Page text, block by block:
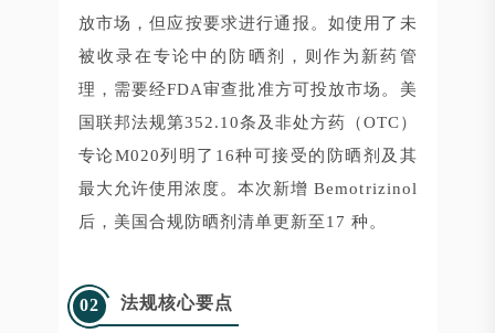
放市场，但应按要求进行通报。如使用了未
被收录在专论中的防晒剂，则作为新药管
理，需要经FDA审查批准方可投放市场。美
国联邦法规第352.10条及非处方药（OTC）
专论M020列明了16种可接受的防晒剂及其
最大允许使用浓度。本次新增 Bemotrizinol
后，美国合规防晒剂清单更新至17 种。
02 法规核心要点